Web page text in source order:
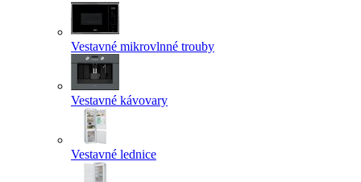
Vestavné mikrovlnné trouby
Vestavné kávovary
Vestavné lednice